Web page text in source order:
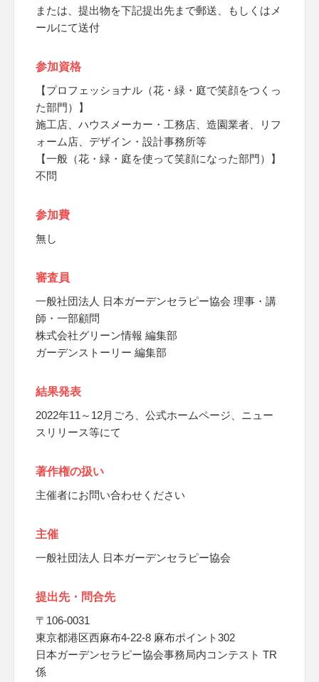
または、提出物を下記提出先まで郵送、もしくはメ
ールにて送付
参加資格
【プロフェッショナル（花・緑・庭で笑顔をつくっ
た部門）】
施工店、ハウスメーカー・工務店、造園業者、リフ
ォーム店、デザイン・設計事務所等
【一般（花・緑・庭を使って笑顔になった部門）】
不問
参加費
無し
審査員
一般社団法人 日本ガーデンセラピー協会 理事・講
師・一部顧問
株式会社グリーン情報 編集部
ガーデンストーリー 編集部
結果発表
2022年11～12月ごろ、公式ホームページ、ニュー
スリリース等にて
著作権の扱い
主催者にお問い合わせください
主催
一般社団法人 日本ガーデンセラピー協会
提出先・問合先
〒106-0031
東京都港区西麻布4-22-8 麻布ポイント302
日本ガーデンセラピー協会事務局内コンテスト TR
係